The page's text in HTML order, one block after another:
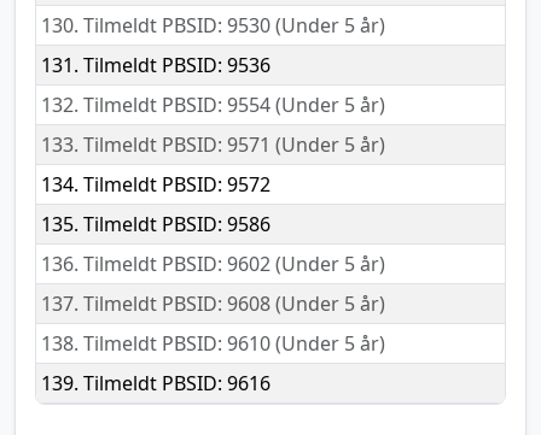
130. Tilmeldt PBSID: 9530 (Under 5 år)
131. Tilmeldt PBSID: 9536
132. Tilmeldt PBSID: 9554 (Under 5 år)
133. Tilmeldt PBSID: 9571 (Under 5 år)
134. Tilmeldt PBSID: 9572
135. Tilmeldt PBSID: 9586
136. Tilmeldt PBSID: 9602 (Under 5 år)
137. Tilmeldt PBSID: 9608 (Under 5 år)
138. Tilmeldt PBSID: 9610 (Under 5 år)
139. Tilmeldt PBSID: 9616